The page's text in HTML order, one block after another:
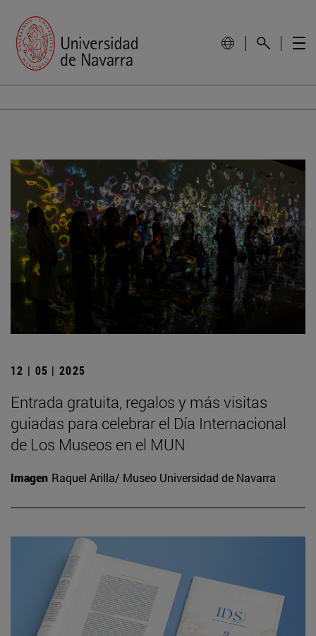
12 | 05 | 2025
Entrada gratuita, regalos y más visitas
guiadas para celebrar el Día Internacional
de Los Museos en el MUN
Imagen Raquel Arilla/ Museo Universidad de Navarra